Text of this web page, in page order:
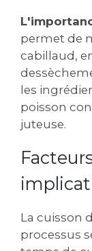
permet de
cabillaud,
les
poisson
juteuse.
La cuisson
processus